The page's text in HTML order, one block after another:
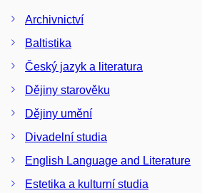
Archivnictví
Baltistika
Český jazyk a literatura
Dějiny starověku
Dějiny umění
Divadelní studia
English Language and Literature
Estetika a kulturní studia